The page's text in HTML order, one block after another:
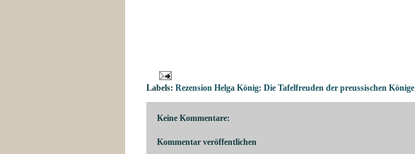
Labels: Rezension Helga König: Die Tafelfreuden der preussischen Könige
Keine Kommentare:
Kommentar veröffentlichen